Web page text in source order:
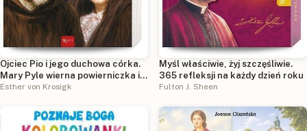
Ojciec Pio i jego duchowa córka.
Mary Pyle wierna powierniczka i
opiekunka rodziców
Esther von Krosigk
Myśl właściwie, żyj szczęśliwie.
365 refleksji na każdy dzień roku
Fulton J. Sheen